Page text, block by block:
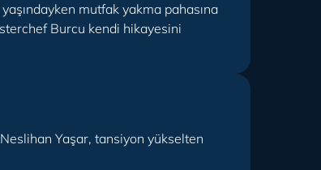
mutfak yakma pahasına
Burcu kendi hikayesini
Yaşar, tansiyon yükselten